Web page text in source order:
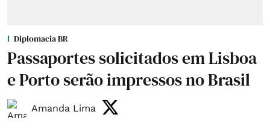
Diplomacia BR
Passaportes solicitados em Lisboa
e Porto serão impressos no Brasil
Amanda Lima